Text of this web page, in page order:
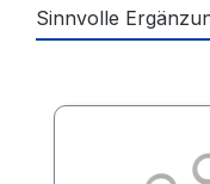
Sinnvolle